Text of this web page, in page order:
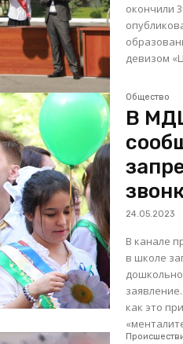
окончили 391 568
образования. В этом году «последний
девизом
Общество
В
24.05.2023
В канале
в школе
заявление. «В нашей школе запретили танцевать вальс, так
как это